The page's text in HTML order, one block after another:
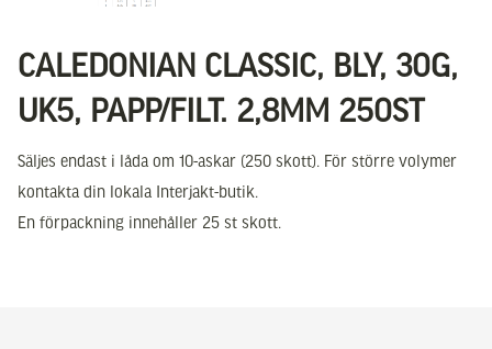
CALEDONIAN CLASSIC, BLY, 30G,
UK5, PAPP/FILT. 2,8MM 250ST
Säljes endast i låda om 10-askar (250 skott). För större volymer
kontakta din lokala Interjakt-butik.
En förpackning innehåller 25 st skott.